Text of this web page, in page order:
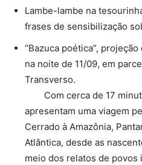
Lambe-lambe na
frases de sensibilização
“Bazuca poética”,
na noite de 11/09, em
Com cerca de 17
apresentam uma viagem
Cerrado à Amazônia,
Atlântica, desde as
meio dos relatos de povos